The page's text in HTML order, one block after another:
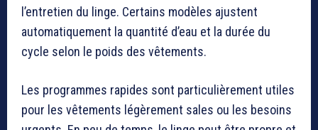
l’entretien du linge. Certains modèles ajustent
automatiquement la quantité d’eau et la durée du
cycle selon le poids des vêtements.
Les programmes rapides sont particulièrement utiles
pour les vêtements légèrement sales ou les besoins